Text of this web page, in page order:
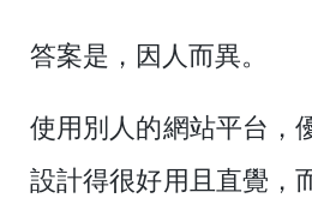
答案是，因人而異。
使用別人的網站平台，
設計得很好用且直覺，